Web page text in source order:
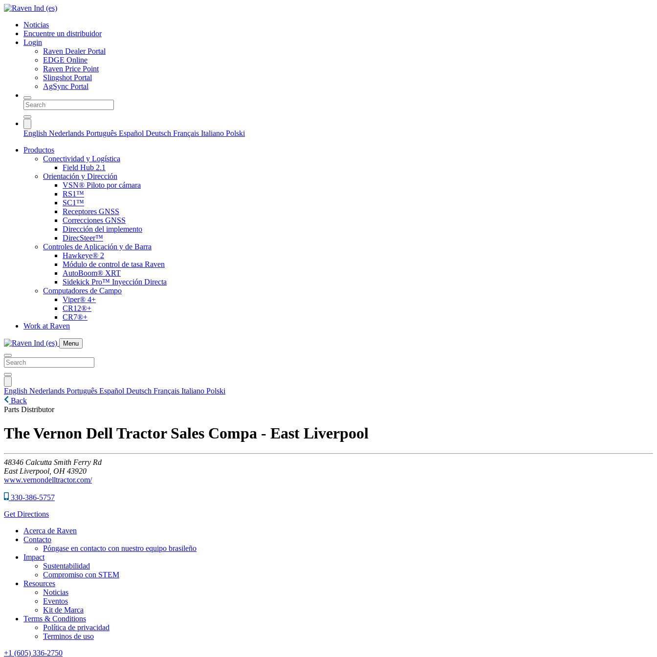
Noticias
Encuentre un distribuidor
Login
Raven Dealer Portal
EDGE Online
Raven Price Point
Slingshot Portal
AgSync Portal
English Nederlands Português Español Deutsch Français Italiano Polski
Productos
Conectividad y Logística
Field Hub 2.1
Orientación y Dirección
VSN® Piloto por cámara
RS1™
SC1™
Receptores GNSS
Correcciones GNSS
Dirección del implemento
DirecSteer™
Controles de Aplicación y de Barra
Hawkeye® 2
Módulo de control de tasa Raven
AutoBoom® XRT
Sidekick Pro™ Inyección Directa
Computadores de Campo
Viper® 4+
CR12®+
CR7®+
Work at Raven
Menu
English Nederlands Português Español Deutsch Français Italiano Polski
Back
Parts Distributor
The Vernon Dell Tractor Sales Compa - East Liverpool
48346 Calcutta Smith Ferry Rd
East Liverpool, OH 43920
www.vernondelltractor.com/
330-386-5757
Get Directions
Acerca de Raven
Contacto
Póngase en contacto con nuestro equipo brasileño
Impact
Sustentabilidad
Compromiso con STEM
Resources
Noticias
Eventos
Kit de Marca
Terms & Conditions
Política de privacidad
Terminos de uso
+1 (605) 336-2750